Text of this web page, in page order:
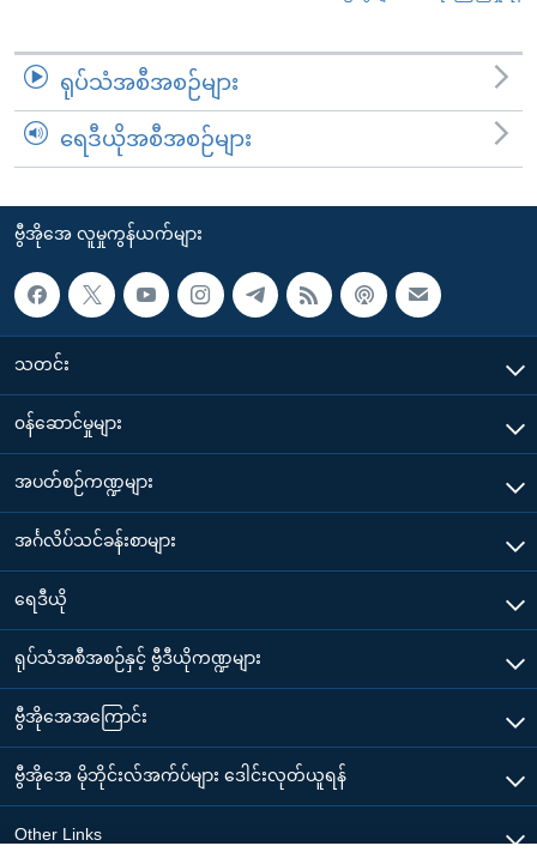
ရုပ်သံအစီအစဉ်များ
ရေဒီယိုအစီအစဉ်များ
ဗွီအိုအေ လူမှုကွန်ယက်များ
သတင်း
၀န်ဆောင်မှုများ
အပတ်စဉ်ကဏ္ဍများ
အင်္ဂလိပ်သင်ခန်းစာများ
ရေဒီယို
ရုပ်သံအစီအစဉ်နှင့် ဗွီဒီယိုကဏ္ဍများ
ဗွီအိုအေအကြောင်း
ဗွီအိုအေ မိုဘိုင်းလ်အက်ပ်များ ဒေါင်းလုတ်ယူရန်
Other Links